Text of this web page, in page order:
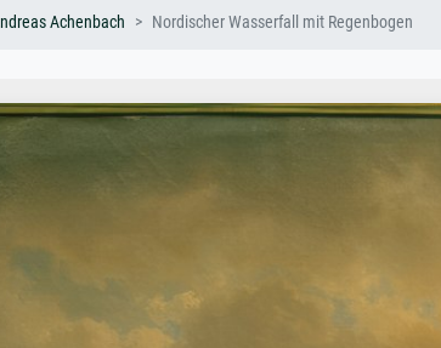
Achenbach Nordischer Wasserfall mit Regenbogen